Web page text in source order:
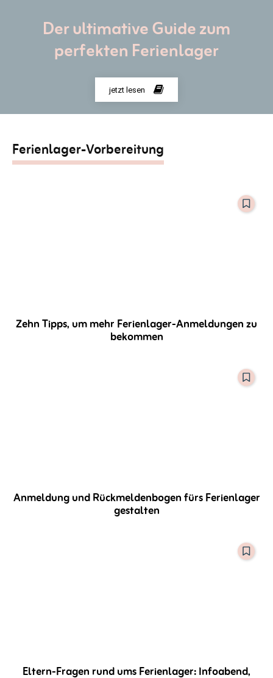
Der ultimative Guide zum
perfekten Ferienlager
jetzt lesen
Ferienlager-Vorbereitung
Zehn Tipps, um mehr Ferienlager-Anmeldungen zu
bekommen
Anmeldung und Rückmeldenbogen fürs Ferienlager
gestalten
Eltern-Fragen rund ums Ferienlager: Infoabend,